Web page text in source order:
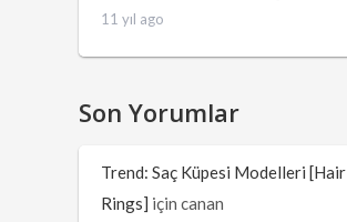
11 yıl ago
Son Yorumlar
Trend: Saç Küpesi Modelleri [Hair
Rings] içincanan